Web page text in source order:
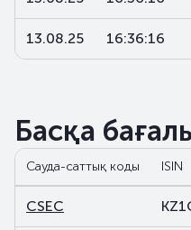
13.08.25 16:36:16
Басқа
Сауда-саттық коды ISIN
CSEC